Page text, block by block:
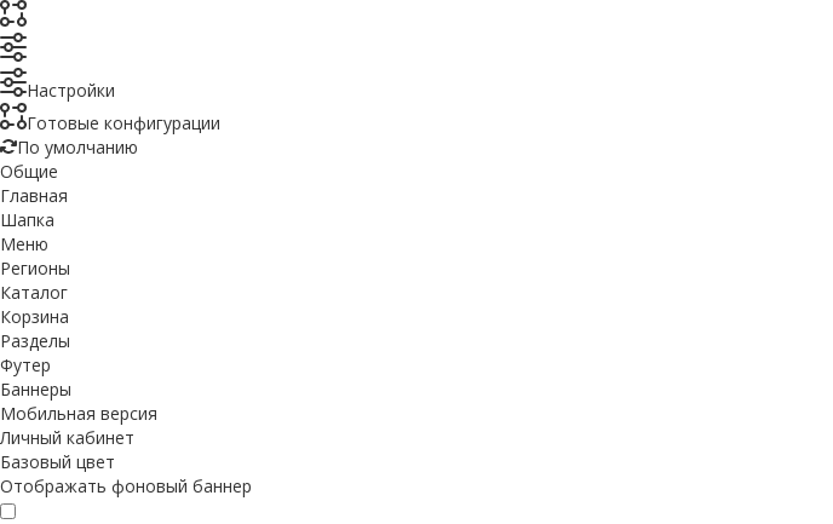
Настройки
Готовые конфигурации
По умолчанию
Общие
Главная
Шапка
Меню
Регионы
Каталог
Корзина
Разделы
Футер
Баннеры
Мобильная версия
Личный кабинет
Базовый цвет
Отображать фоновый баннер